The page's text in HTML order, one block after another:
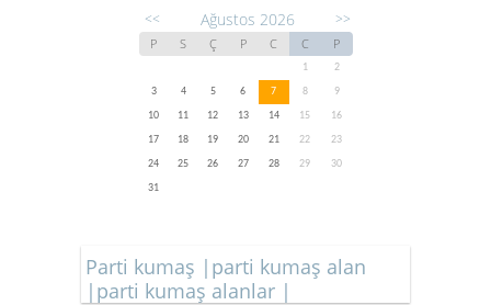
<< Ağustos 2026 >>
P S Ç P C C P
1
2
3
4 5 6 7 8
9
10
11 12 13 14 15
16
17
18 19 20 21 22
23
24
25 26 27 28 29
30
31
Parti kumaş |parti kumaş alan
|parti kumaş alanlar |